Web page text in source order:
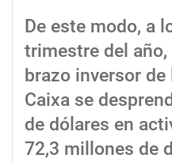
De este modo, a
trimestre del año,
brazo inversor
Caixa se
de dólares en
72,3 millones de